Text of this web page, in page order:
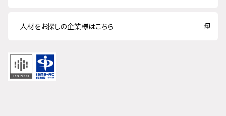
人材をお探しの企業様はこちら